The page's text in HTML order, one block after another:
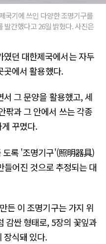
국기에 쓰인 다양한 조명기구를
간했다고 26일 밝혔다. 사진은
였던 대한제국에서는 자두
곳에서 활용했다.
그 문양을 활용했고, 세
팎과 그 안에서 쓰는 각종
꾸몄다.
도록 '조명기구'(照明器具)
어진 것으로 추정되는 대
든 이 조명기구는 가지 위
감싼 형태로, 5장의 꽃잎과
장식돼 있다.